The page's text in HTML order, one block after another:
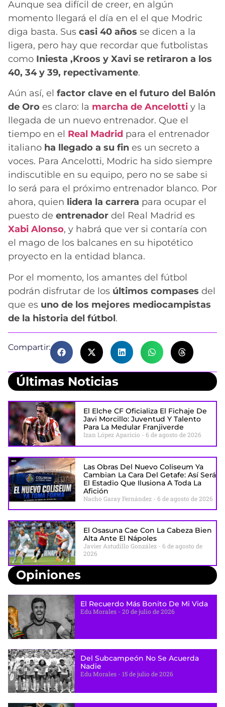
Aunque sea difícil de creer, en algún
momento llegará el día en el el que Modric
diga basta. Sus casi 40 años se dicen a la
ligera, pero hay que recordar que futbolistas
como Iniesta ,Kroos y Xavi se retiraron a los
40, 34 y 39, repectivamente.
Aún así, el factor clave en el futuro del Balón
de Oro es claro: la marcha de Ancelotti y la
llegada de un nuevo entrenador. Que el
tiempo en el Real Madrid para el entrenador
italiano ha llegado a su fin es un secreto a
voces. Para Ancelotti, Modric ha sido siempre
indiscutible en su equipo, pero no se sabe si
lo será para el próximo entrenador blanco. Por
ahora, quien lidera la carrera para ocupar el
puesto de entrenador del Real Madrid es
Xabi Alonso, y habrá que ver si contaría con
el mago de los balcanes en su hipotético
proyecto en la entidad blanca.
Por el momento, los amantes del fútbol
podrán disfrutar de los últimos compases del
que es uno de los mejores mediocampistas
de la historia del fútbol.
Compartir:
Últimas Noticias
El Elche CF Oficializa El Fichaje De
Javi Morcillo: Juventud Y Talento
Para La Medular Franjiverde
Izan López Aparicio 6 de agosto de 2026
Las Obras Del Nuevo Coliseum Ya
Cambian La Cara Del Getafe: Así Será
El Estadio Que Ilusiona A Toda La
Afición
Nacho Garay Fernández 6 de agosto de 2026
El Osasuna Cae Con La Cabeza Bien
Alta Ante El Nápoles
Javier Astudillo González
6 de agosto de
2026
Opiniones
El Recuerdo Más Bonito De Mi Vida
Edu Morales 20 de julio de 2026
Del Subcampeón No Se Acuerda
Nadie
Edu Morales 15 de julio de 2026